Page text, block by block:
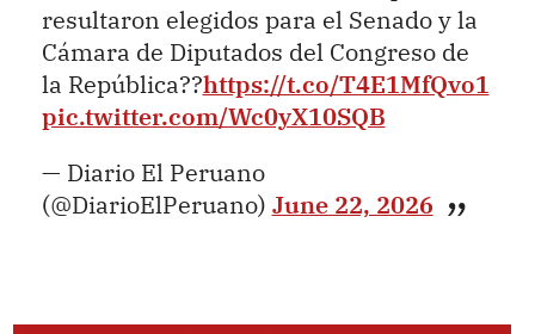
resultaron elegidos para el Senado y la
Cámara de Diputados del Congreso de
la República??https://t.co/T4E1MfQvo1
pic.twitter.com/Wc0yX10SQB
— Diario El Peruano
(@DiarioElPeruano) June 22, 2026